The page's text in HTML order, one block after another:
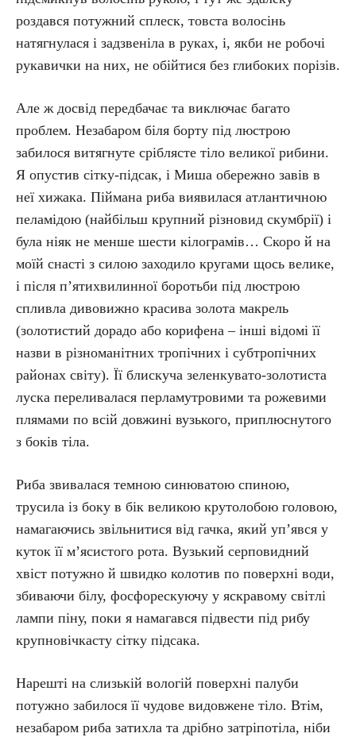
роздався потужний сплеск, товста волосінь
натягнулася і задзвеніла в руках, і, якби не робочі
рукавички на них, не обійтися без глибоких порізів.
Але ж досвід передбачає та виключає багато
проблем. Незабаром біля борту під люстрою
забилося витягнуте сріблясте тіло великої рибини.
Я опустив сітку-підсак, і Миша обережно завів в
неї хижака. Піймана риба виявилася атлантичною
пеламідою (найбільш крупний різновид скумбрії) і
була ніяк не менше шести кілограмів… Скоро й на
моїй снасті з силою заходило кругами щось велике,
і після п’ятихвилинної боротьби під люстрою
спливла дивовижно красива золота макрель
(золотистий дорадо або корифена – інші відомі її
назви в різноманітних тропічних і субтропічних
районах світу). Її блискуча зеленкувато-золотиста
луска переливалася перламутровими та рожевими
плямами по всій довжині вузького, приплюснутого
з боків тіла.
Риба звивалася темною синюватою спиною,
трусила із боку в бік великою крутолобою головою,
намагаючись звільнитися від гачка, який уп’явся у
куток її м’ясистого рота. Вузький серповидний
хвіст потужно й швидко колотив по поверхні води,
збиваючи білу, фосфорескуючу у яскравому світлі
лампи піну, поки я намагався підвести під рибу
крупновічкасту сітку підсака.
Нарешті на слизькій вологій поверхні палуби
потужно забилося її чудове видовжене тіло. Втім,
незабаром риба затихла та дрібно затріпотіла, ніби